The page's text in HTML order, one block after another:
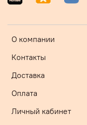
О компании
Контакты
Доставка
Оплата
Личный кабинет